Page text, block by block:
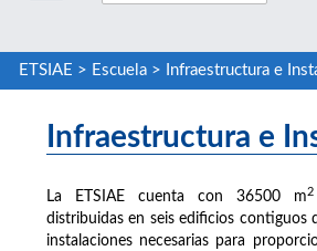
ETSIAE > Escuela> Infraestructura e
Infraestructura e
La ETSIAE cuenta con 36500 m2
distribuidas en seis edificios contiguos
instalaciones necesarias para